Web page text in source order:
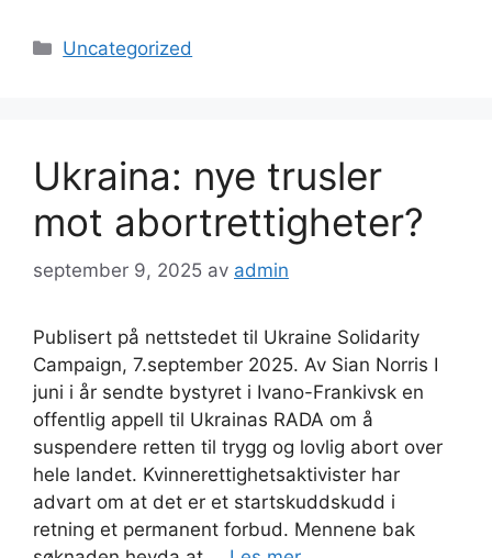
Kategorier
Uncategorized
Ukraina: nye trusler
mot abortrettigheter?
september 9, 2025 av admin
Publisert på nettstedet til Ukraine Solidarity
Campaign, 7.september 2025. Av Sian Norris I
juni i år sendte bystyret i Ivano-Frankivsk en
offentlig appell til Ukrainas RADA om å
suspendere retten til trygg og lovlig abort over
hele landet. Kvinnerettighetsaktivister har
advart om at det er et startskuddskudd i
retning et permanent forbud. Mennene bak